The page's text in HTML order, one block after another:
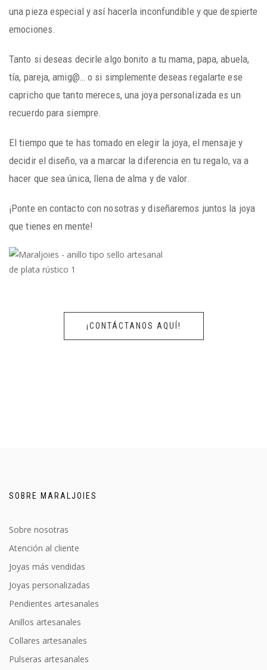
una pieza especial y así hacerla inconfundible y que despierte
emociones.
Tanto si deseas decirle algo bonito a tu mama, papa, abuela,
tía, pareja, amig@… o si simplemente deseas regalarte ese
capricho que tanto mereces, una joya personalizada es un
recuerdo para siempre.
El tiempo que te has tomado en elegir la joya, el mensaje y
decidir el diseño, va a marcar la diferencia en tu regalo, va a
hacer que sea única, llena de alma y de valor.
¡Ponte en contacto con nosotras y diseñaremos juntos la joya
que tienes en mente!
¡CONTÁCTANOS AQUÍ!
SOBRE MARALJOIES
Sobre nosotras
Atención al cliente
Joyas más vendidas
Joyas personalizadas
Pendientes artesanales
Anillos artesanales
Collares artesanales
Pulseras artesanales